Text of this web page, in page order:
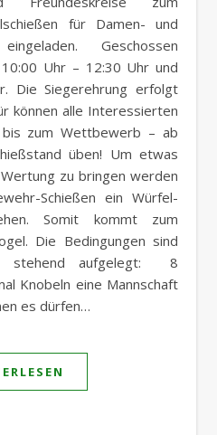
für Damen- und
Geschossen
Uhr – 12:30 Uhr und
Die Siegerehrung erfolgt
können alle Interessierten
zum Wettbewerb – ab
üben! Um etwas
zu bringen werden
Schießen ein Würfel-
Somit kommt zum
Die Bedingungen sind
stehend aufgelegt: 8
Knobeln eine Mannschaft
es dürfen…